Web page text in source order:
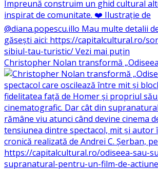
Christopher Nolan transformă